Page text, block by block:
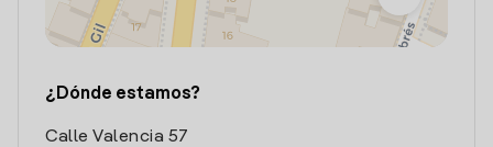
¿Dónde estamos?
Calle Valencia 57